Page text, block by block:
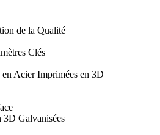
de la Qualité
Clés
Acier Imprimées en 3D
3D Galvanisées